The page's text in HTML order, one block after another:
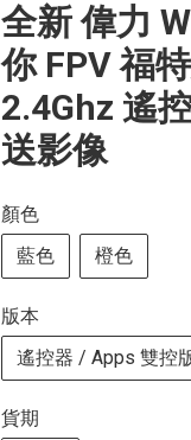
全新 偉力
你 FPV 福
2.4Ghz 遙
送影像
顏色
藍色
橙色
版本
遙控器 / Apps 雙控
貨期